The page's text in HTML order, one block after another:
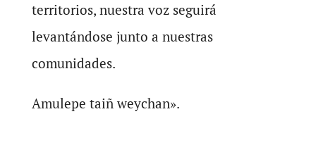
territorios, nuestra voz seguirá
levantándose junto a nuestras
comunidades.
Amulepe taiñ weychan».